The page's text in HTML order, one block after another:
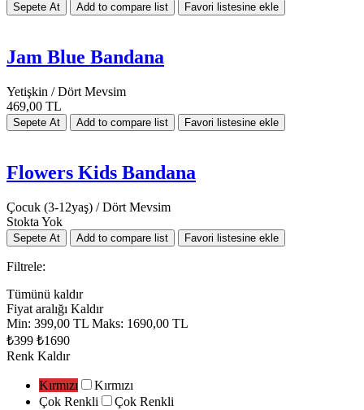
Jam Blue Bandana
Yetişkin / Dört Mevsim
469,00 TL
Flowers Kids Bandana
Çocuk (3-12yaş) / Dört Mevsim
Stokta Yok
Filtrele:
Tümünü kaldır
Fiyat aralığı Kaldır
Min: 399,00 TL Maks: 1690,00 TL
₺399 ₺1690
Renk Kaldır
Kırmızı
Kırmızı
Çok Renkli
Çok Renkli